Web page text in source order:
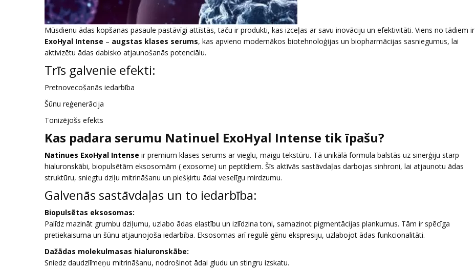
Mūsdienu ādas kopšanas pasaule pastāvīgi attīstās, taču ir produkti, kas izceļas ar savu inovāciju un efektivitāti. Viens no tādiem ir
ExoHyal Intense – augstas klases serums, kas apvieno modernākos biotehnoloģijas un biopharmācijas sasniegumus, lai
aktivizētu ādas dabisko atjaunošanās potenciālu.
Trīs galvenie efekti:
Pretnovecošanās iedarbība
Šūnu reģenerācija
Tonizējošs efekts
Kas padara serumu Natinuel ExoHyal Intense tik īpašu?
Natinues ExoHyal Intense ir premium klases serums ar vieglu, maigu tekstūru. Tā unikālā formula balstās uz sinerģiju starp
hialuronskābi, biopulsētām eksosomām ( exosome) un peptīdiem. Šīs aktīvās sastāvdaļas darbojas sinhroni, lai atjaunotu ādas
struktūru, sniegtu dziļu mitrināšanu un piešķirtu ādai veselīgu mirdzumu.
Galvenās sastāvdaļas un to iedarbība:
Biopulsētas eksosomas:
Palīdz mazināt grumbu dziļumu, uzlabo ādas elastību un izlīdzina toni, samazinot pigmentācijas plankumus. Tām ir spēcīga
pretiekaisuma un šūnu atjaunojoša iedarbība. Eksosomas arī regulē gēnu ekspresiju, uzlabojot ādas funkcionalitāti.
Dažādas molekulmasas hialuronskābe:
Sniedz daudzlīmeņu mitrināšanu, nodrošinot ādai gludu un stingru izskatu.